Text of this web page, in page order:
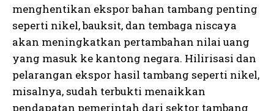
I WANT IN
I've read and accept the
menghentikan ekspor bahan tambang penting
seperti nikel, bauksit, dan tembaga niscaya
akan meningkatkan pertambahan nilai uang
yang masuk ke kantong negara. Hilirisasi dan
pelarangan ekspor hasil tambang seperti nikel,
misalnya, sudah terbukti menaikkan
pendapatan pemerintah dari sektor tambang